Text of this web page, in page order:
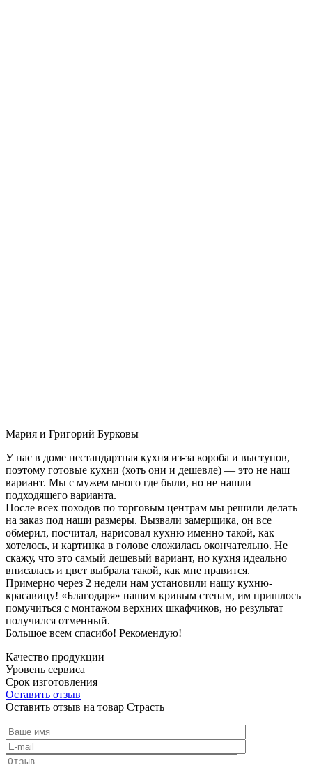
Мария и Григорий Бурковы
У нас в доме нестандартная кухня из-за короба и выступов,
поэтому готовые кухни (хоть они и дешевле) — это не наш
вариант. Мы с мужем много где были, но не нашли
подходящего варианта.
После всех походов по торговым центрам мы решили делать
на заказ под наши размеры. Вызвали замерщика, он все
обмерил, посчитал, нарисовал кухню именно такой, как
хотелось, и картинка в голове сложилась окончательно. Не
скажу, что это самый дешевый вариант, но кухня идеально
вписалась и цвет выбрала такой, как мне нравится.
Примерно через 2 недели нам установили нашу кухню-
красавицу! «Благодаря» нашим кривым стенам, им пришлось
помучиться с монтажом верхних шкафчиков, но результат
получился отменный.
Большое всем спасибо! Рекомендую!
Качество продукции
Уровень сервиса
Срок изготовления
Оставить отзыв
Оставить отзыв на товар Страсть